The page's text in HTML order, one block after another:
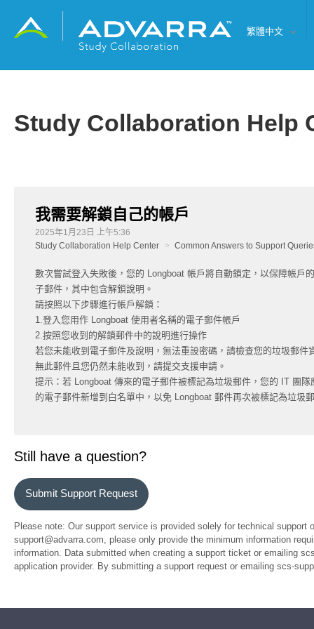
繁體中文
Study Collaboration Help
我需要解鎖自己的帳戶
2025年1月23日 上午5:36
Study Collaboration Help Center
Common Answers to Support
數次嘗試登入失敗後，您的 Longboat 帳戶將自動鎖定，以保障帳戶
子郵件，其中包含解鎖說明。
請按照以下步驟進行帳戶解鎖：
1.登入您用作 Longboat 使用者名稱的電子郵件帳戶
2.按照您收到的解鎖郵件中的說明進行操作
若您未能收到電子郵件及說明，無法重設密碼，請檢查您的垃圾郵件
無此郵件且您仍然未能收到，請提交支援申請。
提示：若 Longboat 傳來的電子郵件被標記為垃圾郵件，您的 IT 團
的電子郵件新增到白名單中，以免 Longboat 郵件再次被標記為垃圾
Still have a question?
Submit Support Request
Please note: Our support service is provided solely for technical
support@advarra.com, please only provide the minimum information
information. Data submitted when creating a support ticket or emailing
application provider. By submitting a support request or emailing scs-